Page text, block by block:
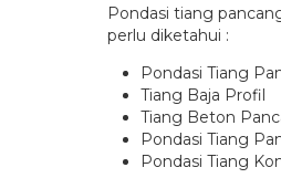
Pondasi tiang
perlu diketahui :
Pondasi Tiang
Tiang Baja Profil
Tiang Beton
Pondasi Tiang
Pondasi Tiang